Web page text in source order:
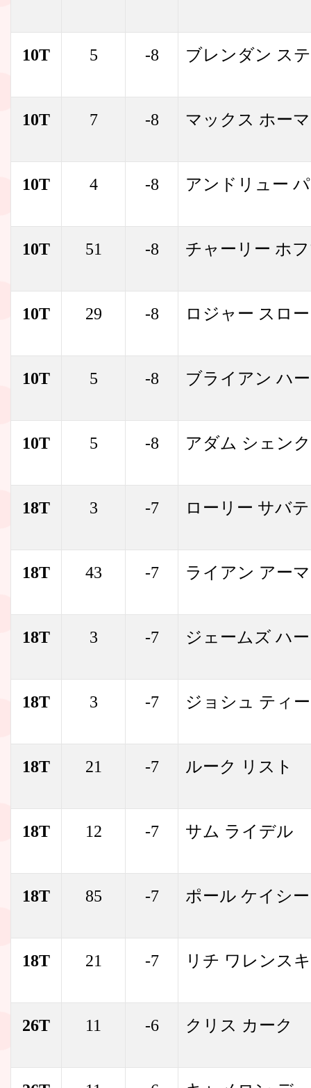
10T 5 -8 ブレンダン ス
10T 7 -8 マックス ホーマ
10T 4 -8 アンドリュー
10T 51 -8 チャーリー ホ
10T 29 -8 ロジャー スロ
10T 5 -8 ブライアン ハ
10T 5 -8 アダム シェンク
18T 3 -7 ローリー サバ
18T 43 -7 ライアン アー
18T 3 -7 ジェームズ ハ
18T 3 -7 ジョシュ ティ
18T 21 -7 ルーク リスト
18T 12 -7 サム ライデル
18T 85 -7 ポール ケイシー
18T 21 -7 リチ ワレンス
26T 11 -6 クリス カーク